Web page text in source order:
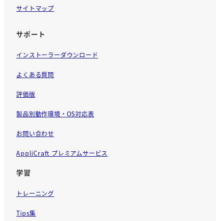
サイトマップ
サポート
インストーラーダウンロード
よくある質問
評価版
製品別動作環境・OS対応表
お問い合わせ
AppliCraft プレミアムサービス
学習
トレーニング
Tips集